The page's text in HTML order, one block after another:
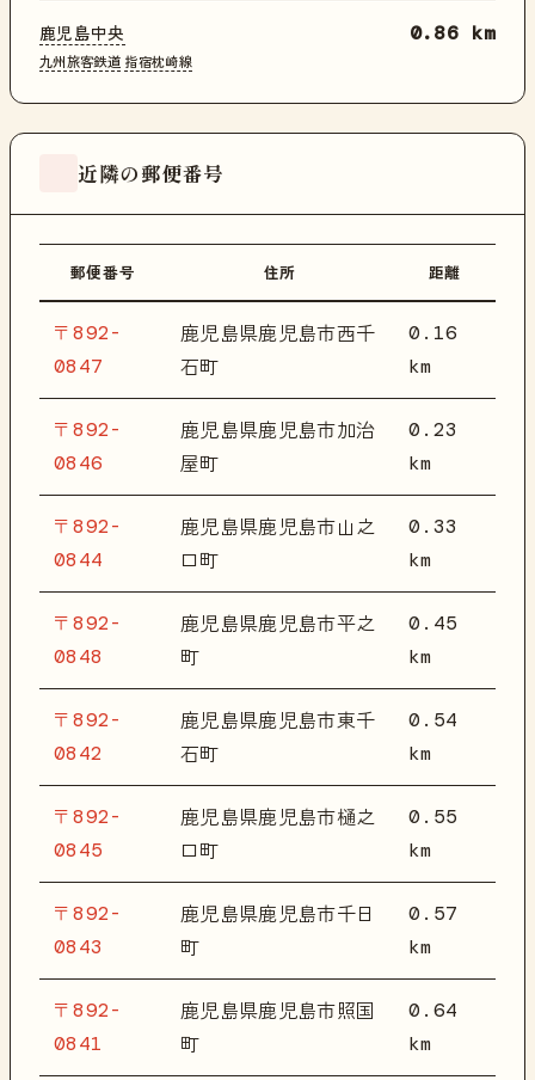
鹿児島中央
九州旅客鉄道 指宿枕崎線
0.86 km
近隣の郵便番号
郵便番号 住所 距離
〒892-
0847
鹿児島県鹿児島市西千
石町
0.16
km
〒892-
0846
鹿児島県鹿児島市加治
屋町
0.23
km
〒892-
0844
鹿児島県鹿児島市山之
口町
0.33
km
〒892-
0848
鹿児島県鹿児島市平之
町
0.45
km
〒892-
0842
鹿児島県鹿児島市東千
石町
0.54
km
〒892-
0845
鹿児島県鹿児島市樋之
口町
0.55
km
〒892-
0843
鹿児島県鹿児島市千日
町
0.57
km
〒892-
0841
鹿児島県鹿児島市照国
町
0.64
km